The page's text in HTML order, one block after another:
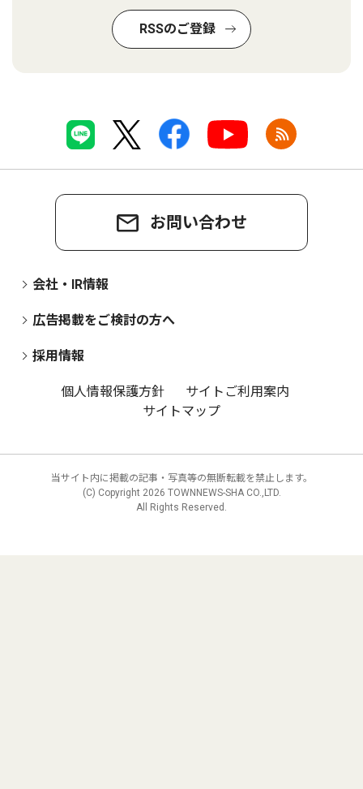
RSSのご登録
お問い合わせ
会社・IR情報
広告掲載をご検討の方へ
採用情報
個人情報保護方針
サイトご利用案内
サイトマップ
当サイト内に掲載の記事・写真等の無断転載を禁止します。
(C) Copyright 2026 TOWNNEWS-SHA CO.,LTD.
All Rights Reserved.